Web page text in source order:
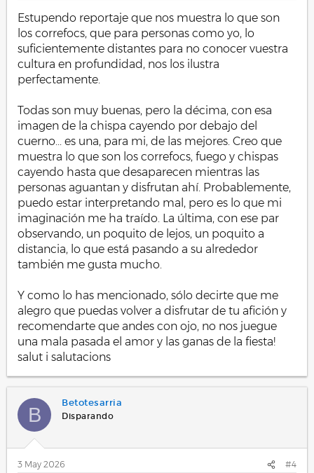
Estupendo reportaje que nos muestra lo que son
los correfocs, que para personas como yo, lo
suficientemente distantes para no conocer vuestra
cultura en profundidad, nos los ilustra
perfectamente.
Todas son muy buenas, pero la décima, con esa
imagen de la chispa cayendo por debajo del
cuerno... es una, para mi, de las mejores. Creo que
muestra lo que son los correfocs, fuego y chispas
cayendo hasta que desaparecen mientras las
personas aguantan y disfrutan ahí. Probablemente,
puedo estar interpretando mal, pero es lo que mi
imaginación me ha traído. La última, con ese par
observando, un poquito de lejos, un poquito a
distancia, lo que está pasando a su alrededor
también me gusta mucho.
Y como lo has mencionado, sólo decirte que me
alegro que puedas volver a disfrutar de tu afición y
recomendarte que andes con ojo, no nos juegue
una mala pasada el amor y las ganas de la fiesta!
salut i salutacions
B
Betotesarria
Disparando
3 May 2026 #4